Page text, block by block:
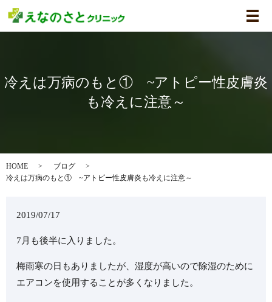
メ
冷えは万病のもと① ~アトピー性皮膚炎
も冷えに注意～
HOME
ブログ
冷えは万病のもと① ~アトピー性皮膚炎も冷えに注意～
2019/07/17
7月も後半に入りました。
梅雨寒の日もありましたが、湿度が高いので除湿のために
エアコンを使用することが多くなりました。